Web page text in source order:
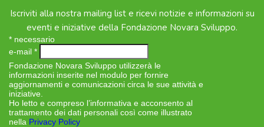
Iscriviti alla nostra mailing list e ricevi notizie e informazioni su
eventi e iniziative della Fondazione Novara Sviluppo.
* necessario
e-mail *
Fondazione Novara Sviluppo utilizzerà le
informazioni inserite nel modulo per fornire
aggiornamenti e comunicazioni circa le sue attività e
iniziative.
Ho letto e compreso l’informativa e acconsento al
trattamento dei dati personali così come illustrato
nella Privacy Policy